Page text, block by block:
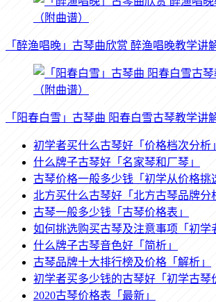
「醉渔唱晚」古琴曲欣赏 醉渔唱晚教学讲
「阳春白雪」古琴曲 阳春白雪古琴教学讲
初学者买什么古琴好「价格档次分析」
什么牌子古琴好「名家琴和厂琴」
古琴价格一般多少钱「初学从价格挑
北方买什么古琴好「北方古琴品牌分
古琴一般多少钱「古琴价格表」
如何挑选购买古琴及注意事项「初学
什么牌子古琴音色好「简析」
古琴品牌十大排行榜及价格「解析」
初学者买多少钱的古琴好「初学古琴
2020古琴价格表「最新」